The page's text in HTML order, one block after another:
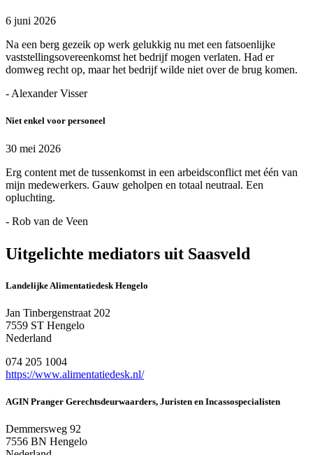
6 juni 2026
Na een berg gezeik op werk gelukkig nu met een fatsoenlijke
vaststellingsovereenkomst het bedrijf mogen verlaten. Had er
domweg recht op, maar het bedrijf wilde niet over de brug komen.
- Alexander Visser
Niet enkel voor personeel
30 mei 2026
Erg content met de tussenkomst in een arbeidsconflict met één van
mijn medewerkers. Gauw geholpen en totaal neutraal. Een
opluchting.
- Rob van de Veen
Uitgelichte mediators uit Saasveld
Landelijke Alimentatiedesk Hengelo
Jan Tinbergenstraat 202
7559 ST Hengelo
Nederland
074 205 1004
https://www.alimentatiedesk.nl/
AGIN Pranger Gerechtsdeurwaarders, Juristen en Incassospecialisten
Demmersweg 92
7556 BN Hengelo